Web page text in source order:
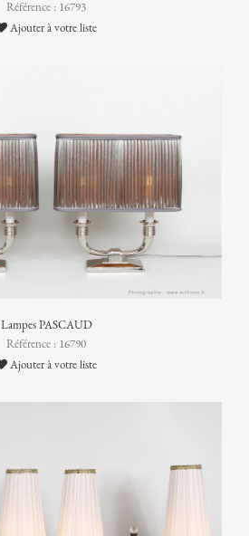
Référence : 16793
Ajouter à votre liste
Lampes PASCAUD
Référence : 16790
Ajouter à votre liste